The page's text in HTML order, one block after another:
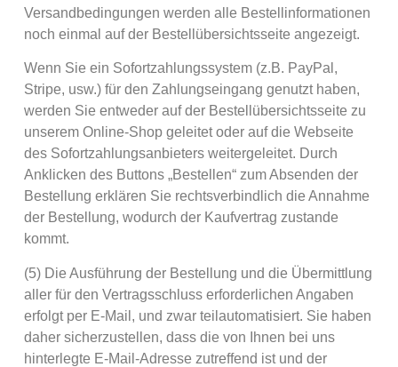
Versandbedingungen werden alle Bestellinformationen
noch einmal auf der Bestellübersichtsseite angezeigt.
Wenn Sie ein Sofortzahlungssystem (z.B. PayPal,
Stripe, usw.) für den Zahlungseingang genutzt haben,
werden Sie entweder auf der Bestellübersichtsseite zu
unserem Online-Shop geleitet oder auf die Webseite
des Sofortzahlungsanbieters weitergeleitet. Durch
Anklicken des Buttons „Bestellen“ zum Absenden der
Bestellung erklären Sie rechtsverbindlich die Annahme
der Bestellung, wodurch der Kaufvertrag zustande
kommt.
(5) Die Ausführung der Bestellung und die Übermittlung
aller für den Vertragsschluss erforderlichen Angaben
erfolgt per E-Mail, und zwar teilautomatisiert. Sie haben
daher sicherzustellen, dass die von Ihnen bei uns
hinterlegte E-Mail-Adresse zutreffend ist und der